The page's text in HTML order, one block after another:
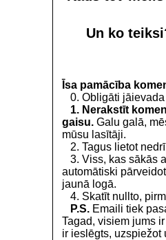
Un ko
Īsa pamācība
0. Obligāti jāievada
1. Nerakstīt
gaisu. Galu galā,
mūsu lasītāji.
2. Tagus lietot
3. Viss, kas sākās
automātiski
jaunā logā.
4. Skatīt nullto,
P.S. Emaili tiek
Tagad, visiem jums
ir ieslēgts, uzspiežot